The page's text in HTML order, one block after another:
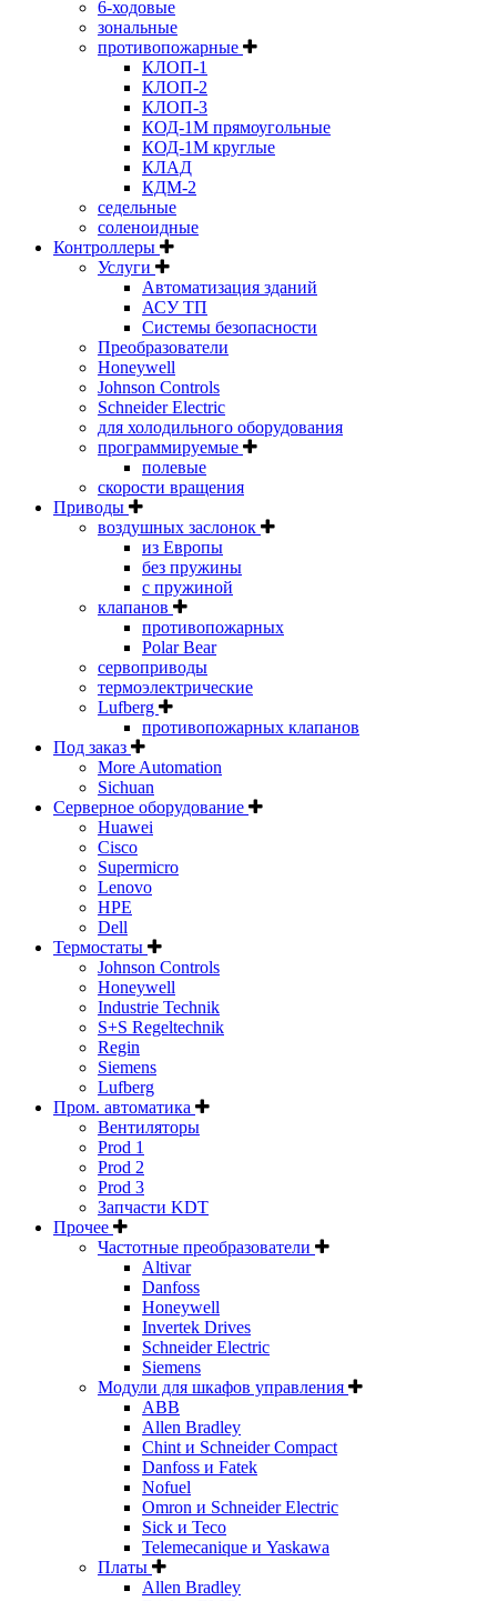
6-ходовые
зональные
противопожарные
КЛОП-1
КЛОП-2
КЛОП-3
КОД-1М прямоугольные
КОД-1М круглые
КЛАД
КДМ-2
седельные
соленоидные
Контроллеры
Услуги
Автоматизация зданий
АСУ ТП
Системы безопасности
Преобразователи
Honeywell
Johnson Controls
Schneider Electric
для холодильного оборудования
программируемые
полевые
скорости вращения
Приводы
воздушных заслонок
из Европы
без пружины
с пружиной
клапанов
противопожарных
Polar Bear
сервоприводы
термоэлектрические
Lufberg
противопожарных клапанов
Под заказ
More Automation
Sichuan
Серверное оборудование
Huawei
Cisco
Supermicro
Lenovo
HPE
Dell
Термостаты
Johnson Controls
Honeywell
Industrie Technik
S+S Regeltechnik
Regin
Siemens
Lufberg
Пром. автоматика
Вентиляторы
Prod 1
Prod 2
Prod 3
Запчасти KDT
Прочее
Частотные преобразователи
Altivar
Danfoss
Honeywell
Invertek Drives
Schneider Electric
Siemens
Модули для шкафов управления
ABB
Allen Bradley
Chint и Schneider Compact
Danfoss и Fatek
Nofuel
Omron и Schneider Electric
Sick и Teco
Telemecanique и Yaskawa
Платы
Allen Bradley